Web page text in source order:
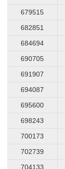
679515
682851
684694
690705
691907
694087
695600
698243
700173
702739
704133